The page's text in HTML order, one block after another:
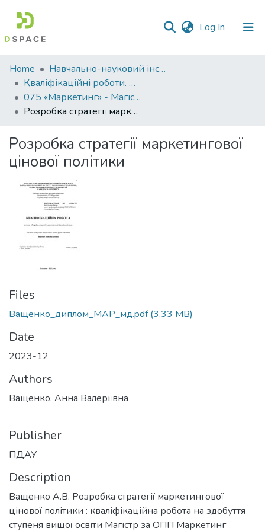
Log In (current)
Communities
&
Collections
All of DSpace
Statistics
Home
Навчально-науковий інститут економіки, управління, права та інформаційних технологій
Кваліфікаційні роботи. ННІ економіки, управління, права та ІТ
075 «Маркетинг» - Магістри 2023-2024
Розробка стратегії маркетингової цінової політики
Розробка стратегії маркетингової
цінової політики
Files
Ващенко_диплом_МАР_мд.pdf(3.33 MB)
Date
2023-12
Authors
Ващенко, Анна Валеріївна
Publisher
ПДАУ
Description
Ващенко А.В. Розробка стратегії маркетингової
цінової політики : кваліфікаційна робота на здобуття
ступеня вищої освіти Магістр за ОПП Маркетинг